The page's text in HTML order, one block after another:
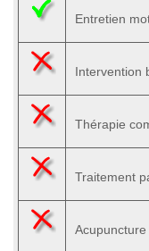
Entretien
Intervention
Thérapie
Traitement
Acupuncture